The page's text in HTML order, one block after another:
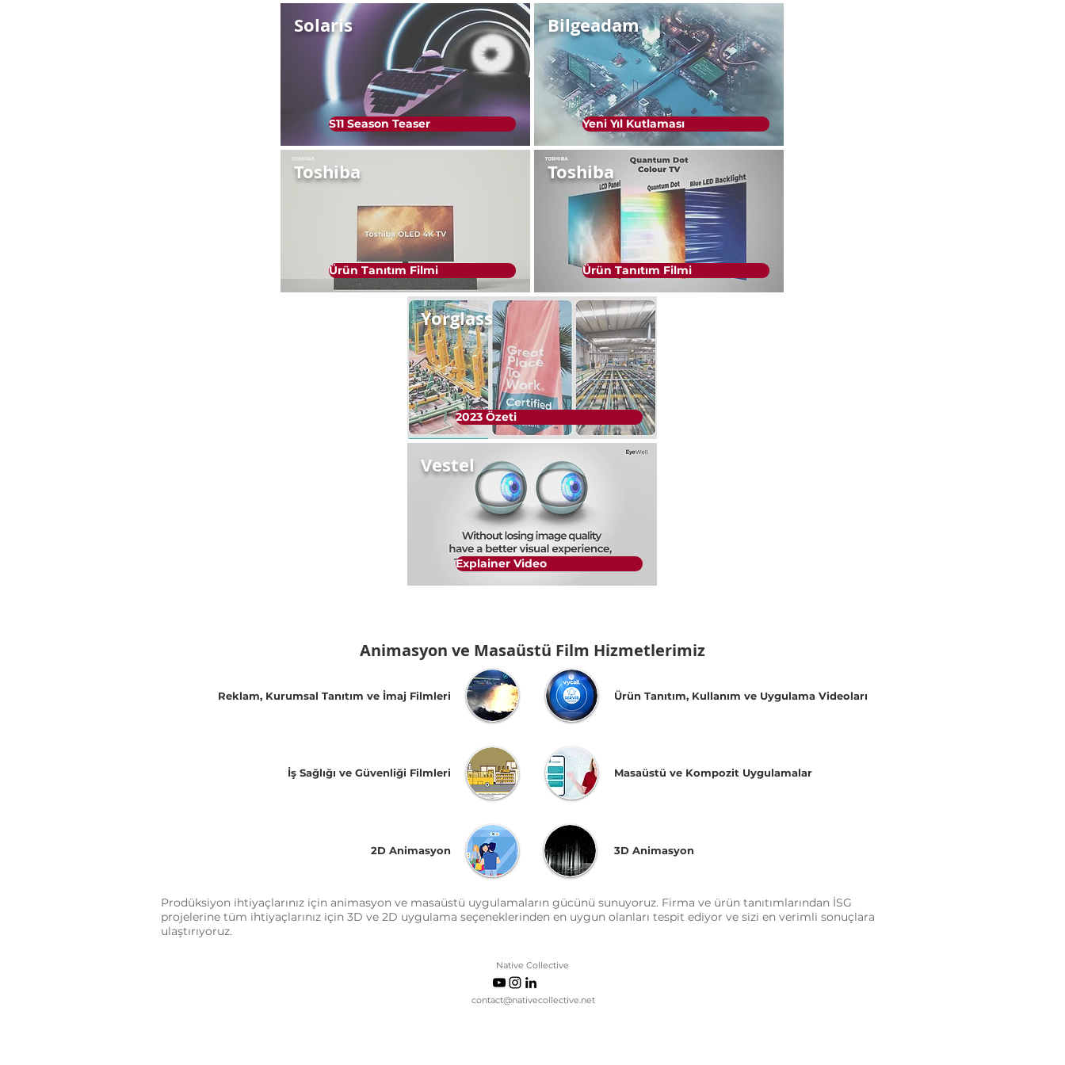
Solaris
S11 Season Teaser
Toshiba
Ürün Tanıtım Filmi
Bilgeadam
Yeni Yıl Kutlaması
Toshiba
Ürün Tanıtım Filmi
Yorglass
2023 Özeti
Vestel
Explainer Video
Animasyon ve Masaüstü Film Hizmetlerimiz
Reklam, Kurumsal Tanıtım ve İmaj Filmleri
İş Sağlığı ve Güvenliği Filmleri
2D Animasyon
Ürün Tanıtım, Kullanım ve Uygulama Videoları
Masaüstü ve Kompozit Uygulamalar
3D Animasyon
Prodüksiyon ihtiyaçlarınız için animasyon ve masaüstü uygulamaların gücünü sunuyoruz. Firma ve ürün tanıtımlarından İSG
projelerine tüm ihtiyaçlarınız için 3D ve 2D uygulama seçeneklerinden en uygun olanları tespit ediyor ve sizi en verimli sonuçlara
ulaştırıyoruz.
Native Collective
contact@nativecollective.net